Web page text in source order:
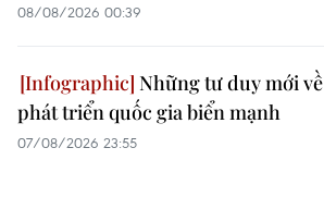
08/08/2026 00:39
Những tư duy mới về
phát triển quốc gia biển mạnh
07/08/2026 23:55